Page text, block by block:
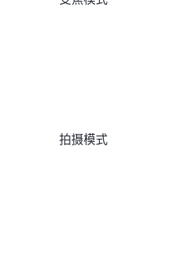
拍摄模式